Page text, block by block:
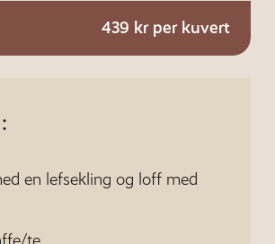
439 kr per kuvert
en lefsekling og loff med
te.